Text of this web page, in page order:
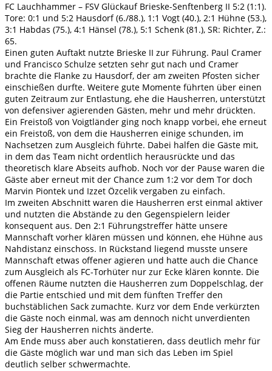
FC Lauchhammer – FSV Glückauf Brieske-Senftenberg II 5:2 (1:1).
Tore: 0:1 und 5:2 Hausdorf (6./88.), 1:1 Vogt (40.), 2:1 Hühne (53.),
3:1 Habdas (75.), 4:1 Hänsel (78.), 5:1 Schenk (81.), SR: Richter, Z.:
65.
Einen guten Auftakt nutzte Brieske II zur Führung. Paul Cramer
und Francisco Schulze setzten sehr gut nach und Cramer
brachte die Flanke zu Hausdorf, der am zweiten Pfosten sicher
einschießen durfte. Weitere gute Momente führten über einen
guten Zeitraum zur Entlastung, ehe die Hausherren, unterstützt
von defensiver agierenden Gästen, mehr und mehr drückten.
Ein Freistoß von Voigtländer ging noch knapp vorbei, ehe erneut
ein Freistoß, von dem die Hausherren einige schunden, im
Nachsetzen zum Ausgleich führte. Dabei halfen die Gäste mit,
in dem das Team nicht ordentlich herausrückte und das
theoretisch klare Abseits aufhob. Noch vor der Pause waren die
Gäste aber erneut mit der Chance zum 1:2 vor dem Tor doch
Marvin Piontek und Izzet Özcelik vergaben zu einfach.
Im zweiten Abschnitt waren die Hausherren erst einmal aktiver
und nutzten die Abstände zu den Gegenspielern leider
konsequent aus. Den 2:1 Führungstreffer hätte unsere
Mannschaft vorher klären müssen und können, ehe Hühne aus
Nahdistanz einschoss. In Rückstand liegend musste unsere
Mannschaft etwas offener agieren und hatte auch die Chance
zum Ausgleich als FC-Torhüter nur zur Ecke klären konnte. Die
offenen Räume nutzten die Hausherren zum Doppelschlag, der
die Partie entschied und mit dem fünften Treffer den
buchstäblichen Sack zumachte. Kurz vor dem Ende verkürzten
die Gäste noch einmal, was am dennoch nicht unverdienten
Sieg der Hausherren nichts änderte.
Am Ende muss aber auch konstatieren, dass deutlich mehr für
die Gäste möglich war und man sich das Leben im Spiel
deutlich selber schwermachte.